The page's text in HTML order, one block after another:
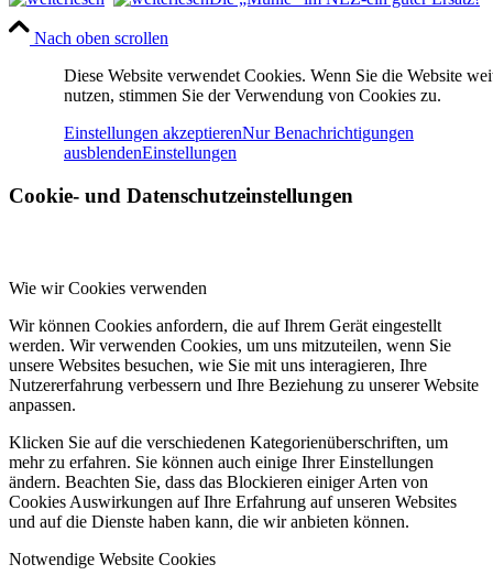
Nach oben scrollen
Diese Website verwendet Cookies. Wenn Sie die Website
nutzen, stimmen Sie der Verwendung von Cookies zu.
Einstellungen akzeptierenNur Benachrichtigungen
ausblendenEinstellungen
Cookie- und Datenschutzeinstellungen
Wie wir Cookies verwenden
Wir können Cookies anfordern, die auf Ihrem Gerät eingestellt
werden. Wir verwenden Cookies, um uns mitzuteilen, wenn Sie
unsere Websites besuchen, wie Sie mit uns interagieren, Ihre
Nutzererfahrung verbessern und Ihre Beziehung zu unserer Website
anpassen.
Klicken Sie auf die verschiedenen Kategorienüberschriften, um
mehr zu erfahren. Sie können auch einige Ihrer Einstellungen
ändern. Beachten Sie, dass das Blockieren einiger Arten von
Cookies Auswirkungen auf Ihre Erfahrung auf unseren Websites
und auf die Dienste haben kann, die wir anbieten können.
Notwendige Website Cookies